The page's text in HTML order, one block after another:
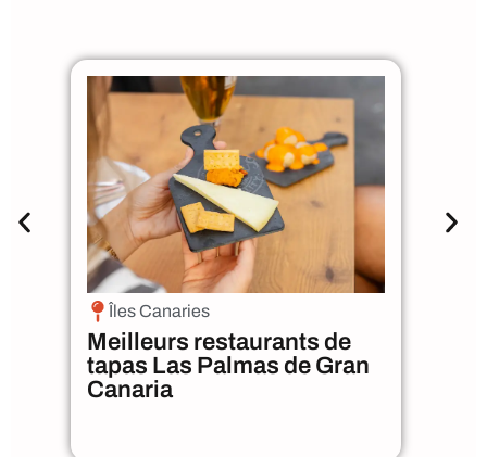
Îles Canaries
Meilleurs restaurants de
tapas Las Palmas de Gran
Canaria